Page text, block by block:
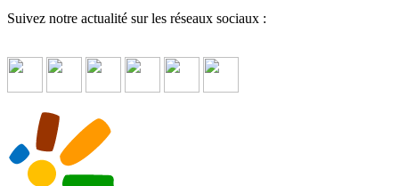
Suivez notre actualité sur les réseaux sociaux :